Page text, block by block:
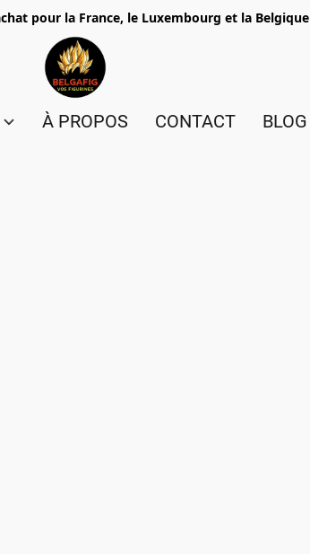
pour la France, le Luxembourg et la Belgique
À PROPOS CONTACT BLOG